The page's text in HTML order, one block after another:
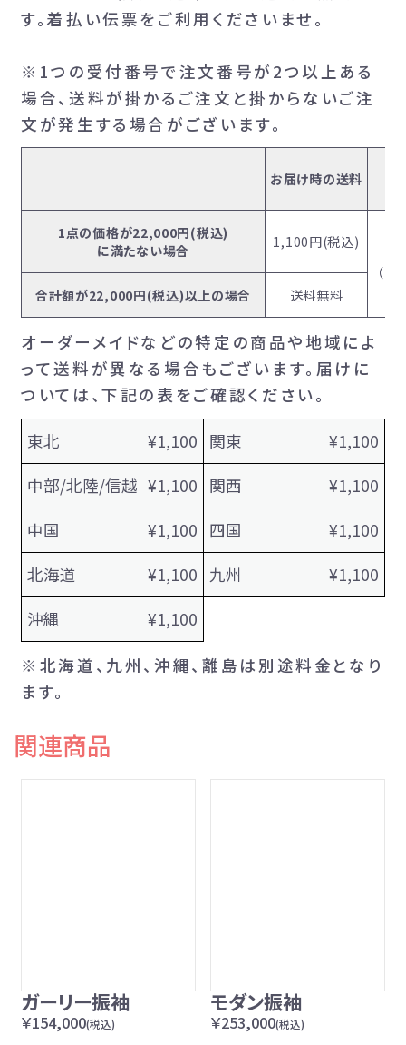
す。着払い伝票をご利用くださいませ。
※1つの受付番号で注文番号が2つ以上ある
場合、送料が掛かるご注文と掛からないご注
文が発生する場合がございます。
お届け時の送料
1点の価格が22,000円(税込)
に満たない場合
1,100円(税込)
（
合計額が22,000円(税込)以上の場合
送料無料
オーダーメイドなどの特定の商品や地域によ
って送料が異なる場合もございます。届けに
ついては、下記の表をご確認ください。
東北 ¥1,100 関東
¥1,100
中部/北陸/信越 ¥1,100 関西
¥1,100
中国
¥1,100 四国
¥1,100
北海道
¥1,100 九州
¥1,100
沖縄
¥1,100
※北海道、九州、沖縄、離島は別途料金となり
ます。
関連商品
ガーリー振袖
￥154,000(税込)
モダン振袖
￥253,000(税込)